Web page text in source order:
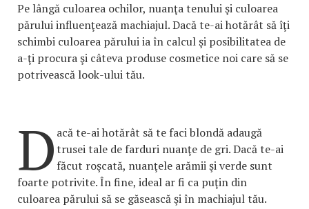
Pe lângă culoarea ochilor, nuanţa tenului şi culoarea
părului influenţează machiajul. Dacă te-ai hotărât să îţi
schimbi culoarea părului ia în calcul şi posibilitatea de
a-ţi procura şi câteva produse cosmetice noi care să se
potrivească look-ului tău.
D acă te-ai hotărât să te faci blondă adaugă
trusei tale de farduri nuanţe de gri. Dacă te-ai
făcut roşcată, nuanţele arămii şi verde sunt
foarte potrivite. În fine, ideal ar fi ca puţin din
culoarea părului să se găsească şi în machiajul tău.